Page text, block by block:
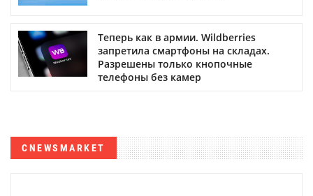
Теперь как в армии. Wildberries
запретила смартфоны на складах.
Разрешены только кнопочные
телефоны без камер
CNEWSMARKET